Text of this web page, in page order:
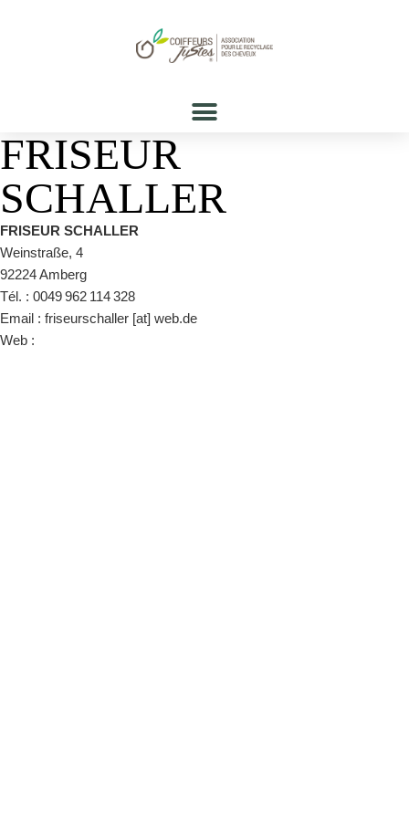
FRISEUR
SCHALLER
FRISEUR SCHALLER
Weinstraße, 4
92224 Amberg
Tél. : 0049 962 114 328
Email : friseurschaller [at] web.de
Web :